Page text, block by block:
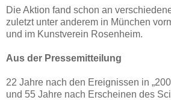
Die Aktion fand schon an
zuletzt unter anderem in München
und im Kunstverein Rosenheim.
Aus der Pressemitteilung
22 Jahre nach den Ereignissen in
und 55 Jahre nach Erscheinen des